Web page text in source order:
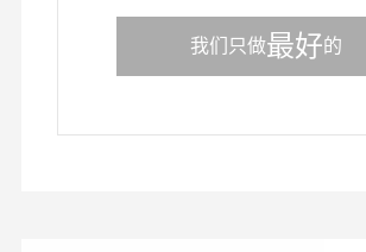
我们只做最好的